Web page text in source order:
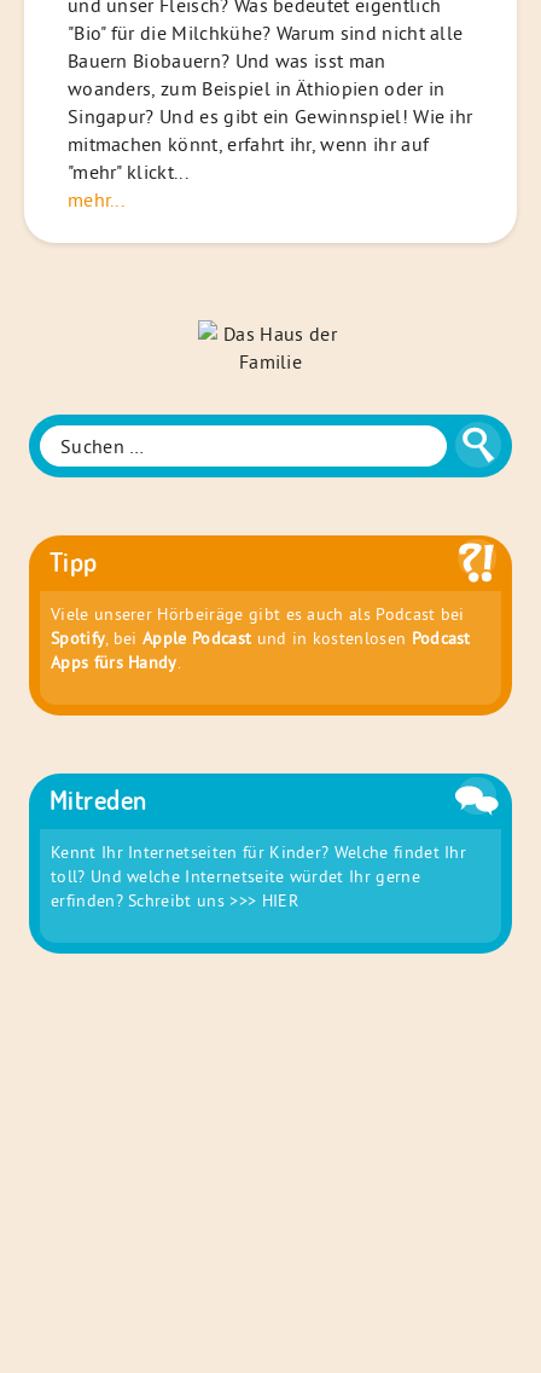
"Bio" für die Milchkühe? Warum sind nicht alle
Bauern Biobauern? Und was isst man
woanders, zum Beispiel in Äthiopien oder in
Singapur? Und es gibt ein Gewinnspiel! Wie ihr
mitmachen könnt, erfahrt ihr, wenn ihr auf
"mehr" klickt...
mehr...
Familie
Suche
Suchen
nach:
Tipp
Viele unserer Hörbeiräge gibt es auch als Podcast bei
Spotify, beiApple Podcast und in kostenlosen Podcast
Apps fürs Handy.
Mitreden
Kennt Ihr Internetseiten für Kinder? Welche findet Ihr
toll? Und welche Internetseite würdet Ihr gerne
erfinden? Schreibt uns>>> HIER